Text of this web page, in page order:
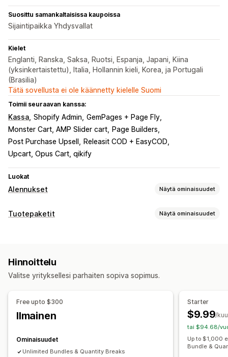
Suosittu samankaltaisissa kaupoissa
Sijaintipaikka Yhdysvallat
Kielet
Englanti, Ranska, Saksa, Ruotsi, Espanja, Japani, Kiina
(yksinkertaistettu), Italia, Hollannin kieli, Korea, ja Portugali
(Brasilia)
Tätä sovellusta ei ole käännetty kielelle Suomi
Toimii seuraavan kanssa:
Kassa Shopify Admin GemPages + Page Fly
Monster Cart, AMP Slider cart
Page Builders
Post Purchase Upsell
Releasit COD + EasyCOD
Upcart, Opus Cart, qikify
Luokat
Alennukset Näytä ominaisuudet
Alennustyypit
Prosenttialennukset
Korialennukset Lahjat Tuotepaketit Lisämyyntialennukset
Alennusten hallinnointi
Segmentointi
Tuotepaketit Näytä ominaisuudet
Lisämyyntipaketit
Digitaaliset tuotteet Mukautetut tuotepaketit
Ilmainen toimitus
Kaksi yhden hinnalla
Hinnoittelu
Valitse yrityksellesi parhaiten sopiva sopimus.
Free upto $300
Ilmainen
Ominaisuudet
Unlimited Bundles & Quantity Breaks
Starter
$9.99/
tai $94.68/
Up to $1,000
Bundle &